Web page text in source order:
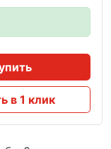
в 1 клик